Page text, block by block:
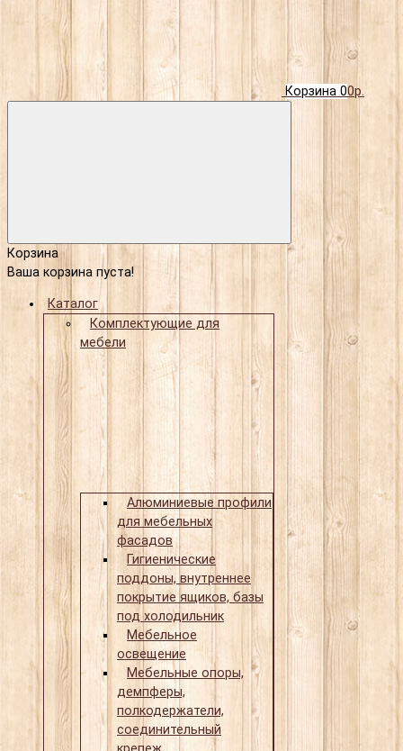
Корзина 00р.
Корзина
Ваша корзина пуста!
Каталог
Комплектующие для
мебели
Алюминиевые профили
для мебельных
фасадов
Гигиенические
поддоны, внутреннее
покрытие ящиков, базы
под холодильник
Мебельное
освещение
Мебельные опоры,
демпферы,
полкодержатели,
соединительный